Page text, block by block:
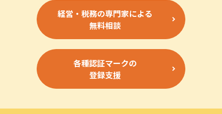
経営・税務の専門家による
無料相談
各種認証マークの
登録支援